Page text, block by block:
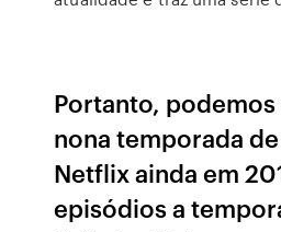
Portanto,
nona temporada
Netflix ainda em
episódios a